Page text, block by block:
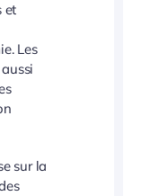
et
Les
sur la